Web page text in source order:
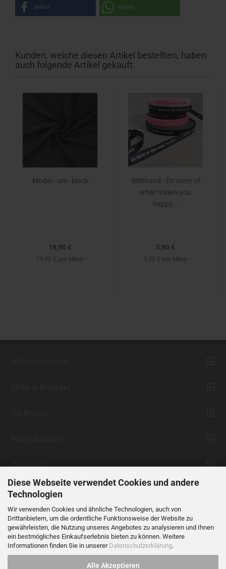
Diese Webseite verwendet Cookies und andere
Technologien
Wir verwenden Cookies und ähnliche Technologien, auch von
Drittanbietern, um die ordentliche Funktionsweise der Website zu
gewährleisten, die Nutzung unseres Angebotes zu analysieren und Ihnen
ein bestmögliches Einkaufserlebnis bieten zu können. Weitere
Informationen finden Sie in unserer Datenschutzerklärung.
Alle Akzeptieren
teilen teilen
Kunden, welche diesen Artikel bestellten, haben
auch folgende Artikel gekauft:
Modal - uni - black
19,90 €
19,90 € pro Meter
Webband - Do more of
what makes you
happy...
5,90 €
5,90 € pro Meter
Zahlung
Vertrag widerrufen